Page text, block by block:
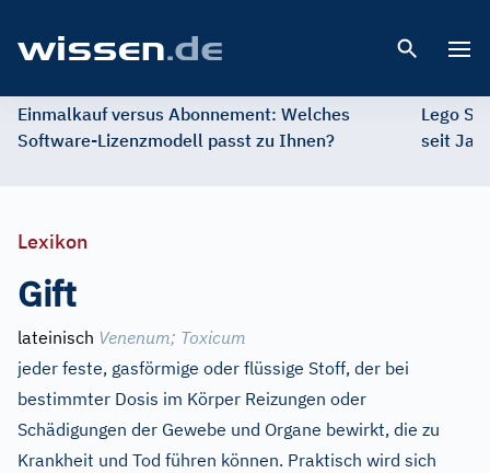
Einmalkauf versus Abonnement: Welches
Software-Lizenzmodell passt zu Ihnen?
Lego
seit
Lexikon
Gift
lateinisch Venenum; Toxicum
jeder feste, gasförmige oder flüssige Stoff, der bei
bestimmter Dosis im Körper Reizungen oder
Schädigungen der Gewebe und Organe bewirkt, die zu
Krankheit und Tod führen können. Praktisch wird sich